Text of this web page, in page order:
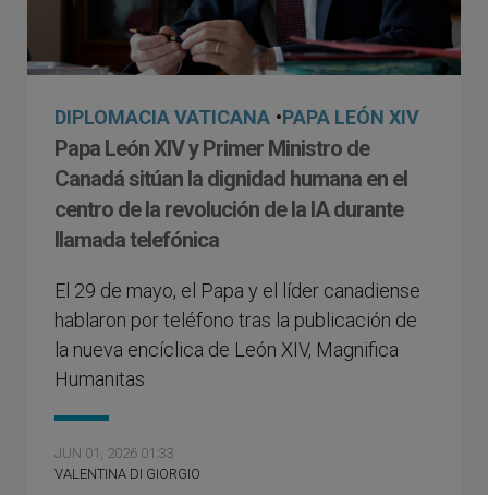
DIPLOMACIA VATICANA •PAPA LEÓN XIV
Papa León XIV y Primer Ministro de
Canadá sitúan la dignidad humana en el
centro de la revolución de la IA durante
llamada telefónica
El 29 de mayo, el Papa y el líder canadiense
hablaron por teléfono tras la publicación de
la nueva encíclica de León XIV, Magnifica
Humanitas
JUN 01, 2026 01:33
VALENTINA DI GIORGIO